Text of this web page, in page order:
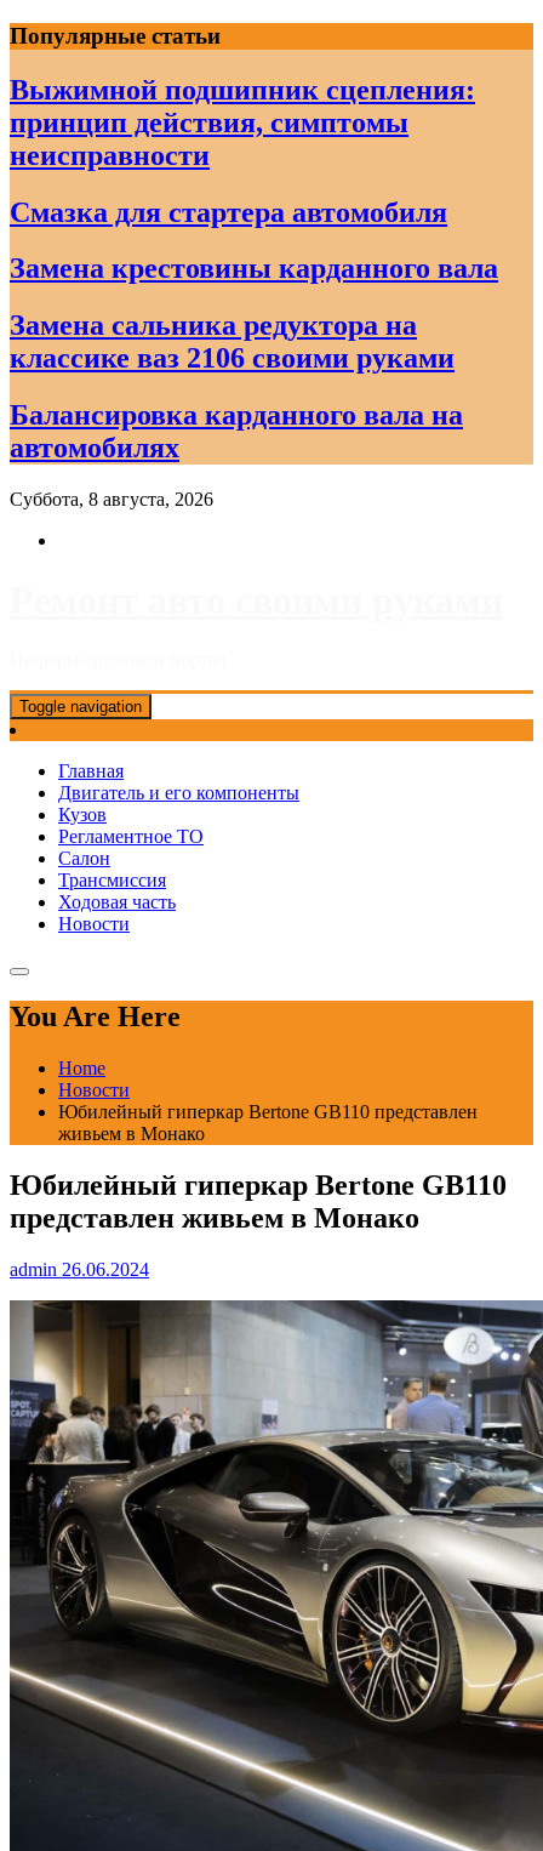
Skip
to
content
Популярные статьи
Выжимной подшипник сцепления:
принцип действия, симптомы
неисправности
Смазка для стартера автомобиля
Замена крестовины карданного вала
Замена сальника редуктора на
классике ваз 2106 своими руками
Балансировка карданного вала на
автомобилях
Суббота, 8 августа, 2026
Toggle navigation
Главная
Двигатель и его компоненты
Кузов
Регламентное ТО
Салон
Трансмиссия
Ходовая часть
Новости
You Are Here
Home
Новости
Юбилейный гиперкар Bertone GB110 представлен
живьем в Монако
Юбилейный гиперкар Bertone GB110
представлен живьем в Монако
admin 26.06.2024